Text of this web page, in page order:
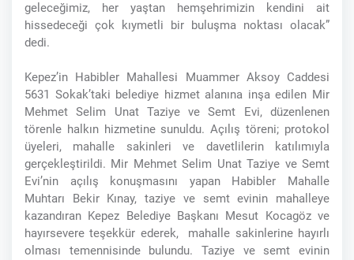
geleceğimiz, her yaştan hemşehrimizin kendini ait
hissedeceği çok kıymetli bir buluşma noktası olacak”
dedi.
Kepez’in Habibler Mahallesi Muammer Aksoy Caddesi
5631 Sokak’taki belediye hizmet alanına inşa edilen Mir
Mehmet Selim Unat Taziye ve Semt Evi, düzenlenen
törenle halkın hizmetine sunuldu. Açılış töreni; protokol
üyeleri, mahalle sakinleri ve davetlilerin katılımıyla
gerçekleştirildi. Mir Mehmet Selim Unat Taziye ve Semt
Evi’nin açılış konuşmasını yapan Habibler Mahalle
Muhtarı Bekir Kınay, taziye ve semt evinin mahalleye
kazandıran Kepez Belediye Başkanı Mesut Kocagöz ve
hayırsevere teşekkür ederek, mahalle sakinlerine hayırlı
olması temennisinde bulundu. Taziye ve semt evinin